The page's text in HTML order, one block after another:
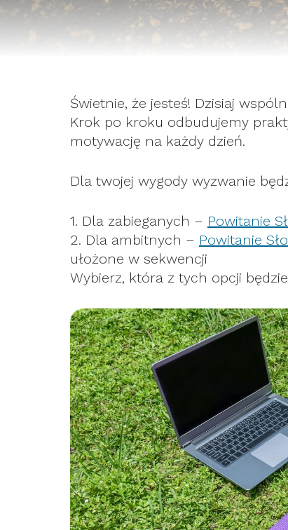
Świetnie, że jesteś! Dzisiaj
Krok po kroku odbudujemy
motywację na każdy dzień.
Dla twojej wygody wyzwanie
1. Dla zabieganych – Powitanie
2. Dla ambitnych – Powitanie
ułożone w sekwencji
Wybierz, która z tych opcji